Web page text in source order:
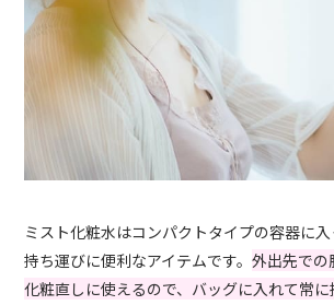
ミスト化粧水はコンパクトタイプの容器に入
持ち運びに便利なアイテムです。外出先での
化粧直しに使えるので、バッグに入れて常